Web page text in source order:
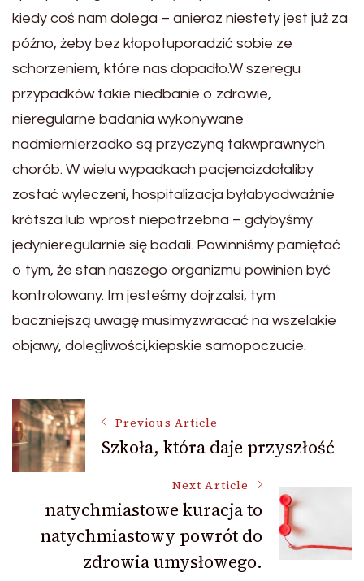
kiedy coś nam dolega – anieraz niestety jest już za
późno, żeby bez kłopotuporadzić sobie ze
schorzeniem, które nas dopadło.W szeregu
przypadków takie niedbanie o zdrowie,
nieregularne badania wykonywane
nadmiernierzadko są przyczyną takwprawnych
chorób. W wielu wypadkach pacjencizdołaliby
zostać wyleczeni, hospitalizacja byłabyodważnie
krótsza lub wprost niepotrzebna – gdybyśmy
jedynieregularnie się badali. Powinniśmy pamiętać
o tym, że stan naszego organizmu powinien być
kontrolowany. Im jesteśmy dojrzalsi, tym
baczniejszą uwagę musimyzwracać na wszelakie
objawy, dolegliwości,kiepskie samopoczucie.
Post
Navigation
Previous Article
Szkoła, która daje przyszłość
Next Article
natychmiastowe kuracja to
natychmiastowy powrót do
zdrowia umysłowego.